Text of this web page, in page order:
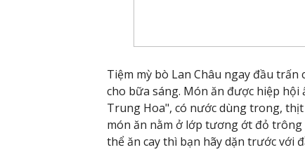
Tiệm mỳ bò Lan Châu ngay đầu
cho bữa sáng. Món ăn được hiệp
Trung Hoa", có nước dùng trong,
món ăn nằm ở lớp tương ớt đỏ trông
thể ăn cay thì bạn hãy dặn trước với